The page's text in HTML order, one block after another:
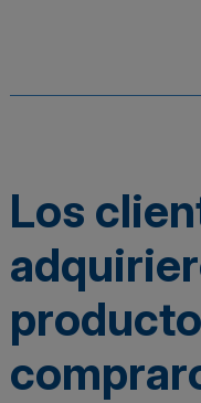
Los